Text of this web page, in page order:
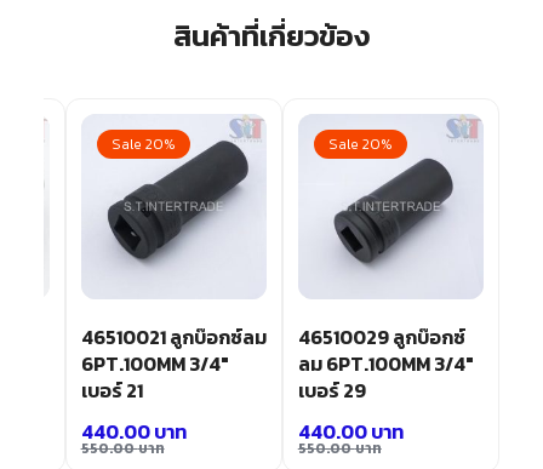
สินค้าที่เกี่ยวข้อง
Sale 20%
46510021 ลูกบ๊อกซ์ลม
6PT.100MM 3/4″
เบอร์ 21
550.00บาท
440.00บาท
Sale 20%
46510029 ลูกบ๊อกซ์
ลม 6PT.100MM 3/4″
เบอร์ 29
550.00บาท
440.00บาท